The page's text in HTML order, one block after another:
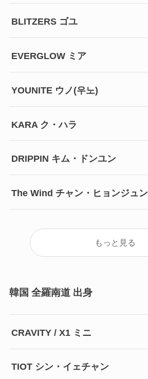
BLITZERS ゴユ
EVERGLOW ミア
YOUNITE ウノ(우노)
KARA ク・ハラ
DRIPPIN キム・ドンユン
The Wind チャン・ヒョンジュン
もっと見る
韓国 全羅南道 出身
CRAVITY / X1 ミニ
TIOT シン・イェチャン